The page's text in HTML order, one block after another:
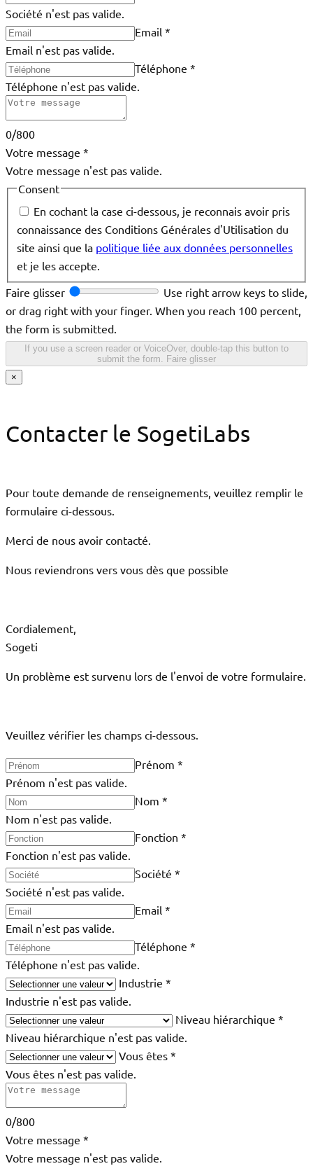
Société n'est pas valide.
Email *
Email n'est pas valide.
Téléphone *
Téléphone n'est pas valide.
0/800
Votre message *
Votre message n'est pas valide.
Consent
En cochant la case ci-dessous, je reconnais avoir pris
connaissance des Conditions Générales d'Utilisation du
site ainsi que la politique liée aux données personnelles
et je les accepte.
Faire glisser
Use right arrow keys to slide,
or drag right with your finger. When you reach 100 percent,
the form is submitted.
If you use a screen reader or VoiceOver, double-tap this button to
submit the form.
Faire glisser
×
Contacter le SogetiLabs
Pour toute demande de renseignements, veuillez remplir le
formulaire ci-dessous.
Merci de nous avoir contacté.
Nous reviendrons vers vous dès que possible
Cordialement,
Sogeti
Un problème est survenu lors de l'envoi de votre formulaire.
Veuillez vérifier les champs ci-dessous.
Prénom *
Prénom n'est pas valide.
Nom *
Nom n'est pas valide.
Fonction *
Fonction n'est pas valide.
Société *
Société n'est pas valide.
Email *
Email n'est pas valide.
Téléphone *
Téléphone n'est pas valide.
Industrie *
Industrie n'est pas valide.
Niveau hiérarchique *
Niveau hiérarchique n'est pas valide.
Vous êtes *
Vous êtes n'est pas valide.
0/800
Votre message *
Votre message n'est pas valide.